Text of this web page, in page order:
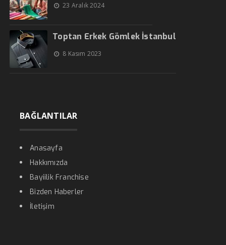
23 Aralık 2024
Toptan Erkek Gömlek İstanbul
8 Kasım 2023
BAĞLANTILAR
Anasayfa
Hakkımızda
Bayiilik Franchise
Bizden Haberler
İletişim